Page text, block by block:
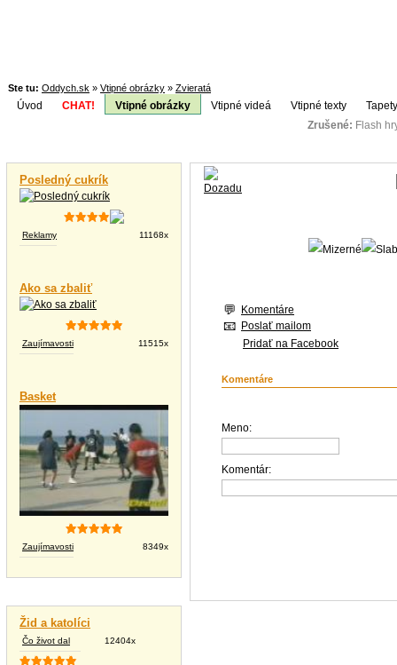
Ste tu: Oddych.sk » Vtipné obrázky » Zvieratá
Úvod CHAT! Vtipné obrázky Vtipné videá Vtipné texty
Zrušené: Flash
Posledný cukrík
Reklamy 11168x
Ako sa zbaliť
Zaujímavosti 11515x
Basket
Zaujímavosti 8349x
Žid a katolíci
Čo život dal 12404x
Komentáre
Poslať mailom
Pridať na Facebook
Komentáre
Meno:
Komentár: